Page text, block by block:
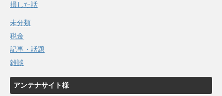
損した話
未分類
税金
記事・話題
雑談
アンテナサイト様